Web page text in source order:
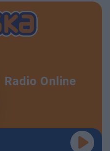
Radio Online